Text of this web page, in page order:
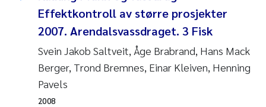
Merete Schøyen
Elisabeth Støhle Rødland
Elisabeth Lie
Effektkontroll av større prosjekter
2007. Arendalsvassdraget. 3 Fisk
Svein Jakob Saltveit, Åge Brabrand, Hans Mack
Berger, Trond Bremnes, Einar Kleiven, Henning
Pavels
2008